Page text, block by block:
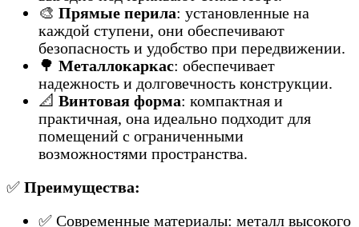
🎨 Прямые перила: установленные на
каждой ступени, они обеспечивают
безопасность и удобство при передвижении.
🌳 Металлокаркас: обеспечивает
надежность и долговечность конструкции.
📐 Винтовая форма: компактная и
практичная, она идеально подходит для
помещений с ограниченными
возможностями пространства.
✅ Преимущества:
✅ Современные материалы: металл высокого